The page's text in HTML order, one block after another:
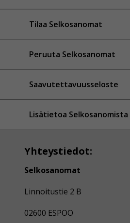
Tilaa Selkosanomat
Peruuta Selkosanomat
Saavutettavuusseloste
Lisätietoa Selkosanomista
Yhteystiedot:
Selkosanomat
Linnoitustie 2 B
02600 ESPOO